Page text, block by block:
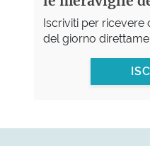
Iscriviti per
del giorno